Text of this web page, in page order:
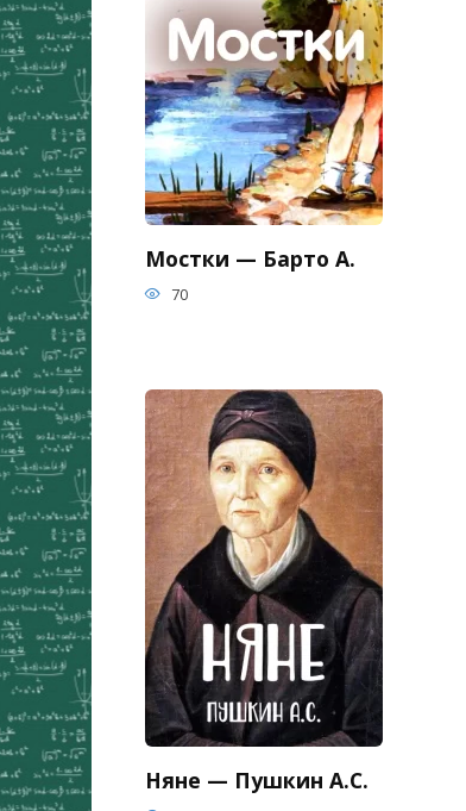
Мостки — Барто А.
70
Няне — Пушкин А.С.